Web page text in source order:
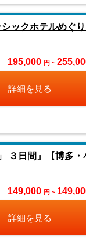
ックホテルめぐり
195,000 円 ~
詳細を見る
３日間』【博多・
149,000 円 ~
詳細を見る